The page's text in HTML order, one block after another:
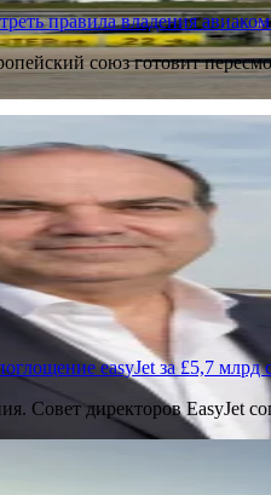
правила владения
союз готовит
easyJet за £5,7
Совет директоров EasyJet